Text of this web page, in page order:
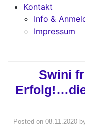
Kontakt
Info &
Impressum
Swini
Posted on 08.11.2020